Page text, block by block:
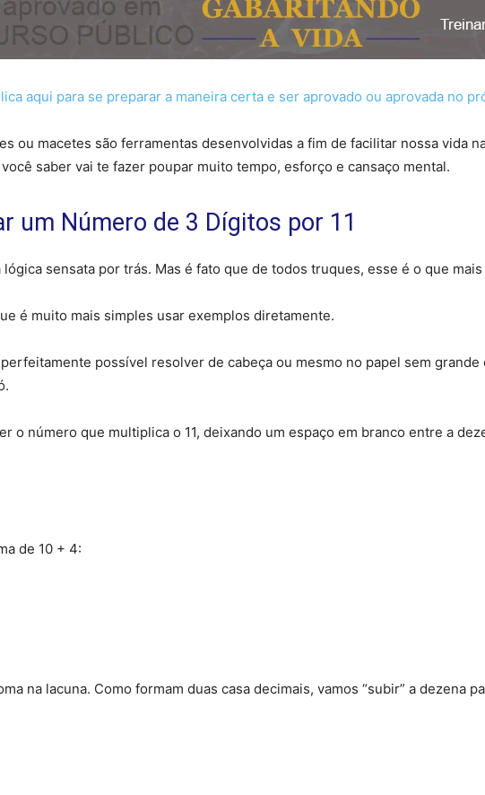
aqui para se preparar a maneira certa e ser aprovado ou aprovada no
ou macetes são ferramentas desenvolvidas a fim de facilitar nossa vida
saber vai te fazer poupar muito tempo, esforço e cansaço mental.
um Número de 3 Dígitos por 11
sensata por trás. Mas é fato que de todos truques, esse é o que
é muito mais simples usar exemplos diretamente.
perfeitamente possível resolver de cabeça ou mesmo no papel sem
o número que multiplica o 11, deixando um espaço em branco entre a
de 10 + 4:
na lacuna. Como formam duas casa decimais, vamos “subir” a dezena